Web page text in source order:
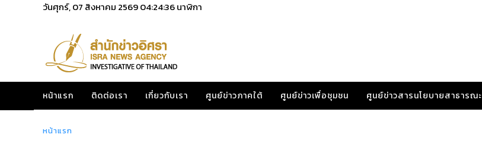
วันศุกร์, 07 สิงหาคม 256904:24:36นาฬิกา
หน้าแรก ติดต่อเรา เกี่ยวกับเรา ศูนย์ข่าวภาคใต้ ศูนย์ข่าวเพื่อชุมชน ศูนย์ข่าวสารนโยบายสาธารณะ
หน้าแรก